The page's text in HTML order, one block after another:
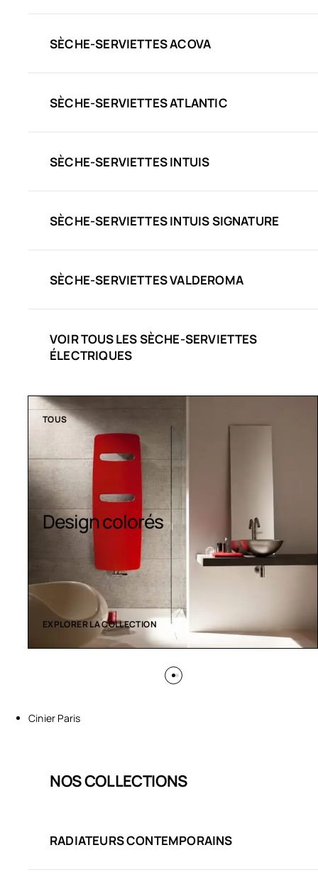
SÈCHE-SERVIETTES ACOVA
SÈCHE-SERVIETTES ATLANTIC
SÈCHE-SERVIETTES INTUIS
SÈCHE-SERVIETTES INTUIS SIGNATURE
SÈCHE-SERVIETTES VALDEROMA
VOIR TOUS LES SÈCHE-SERVIETTES
ÉLECTRIQUES
TOUS
Sèche-serviettes
contemporains
EXPLORER LA COLLECTION
Cinier Paris
NOS COLLECTIONS
RADIATEURS CONTEMPORAINS